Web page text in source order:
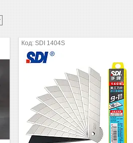
SDI 1404S